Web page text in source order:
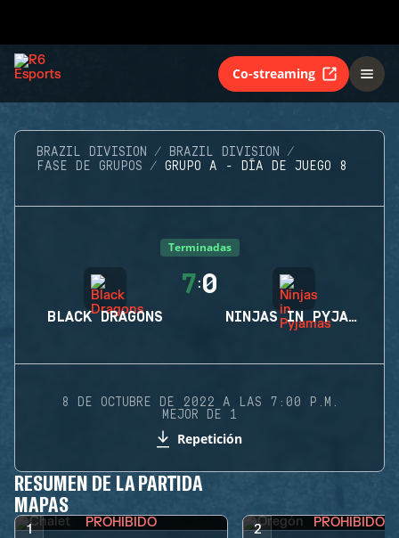
Co-streaming
BRAZIL DIVISION
BRAZIL DIVISION
FASE DE GRUPOS
GRUPO A - DÍA DE JUEGO 8
Terminadas
BLACK DRAGONS
7:0
NINJAS IN PYJAMAS
8 DE OCTUBRE DE 2022 A LAS 7:00 P.M.
MEJOR DE 1
Repetición
RESUMEN DE LA PARTIDA
MAPAS
1 PROHIBIDO 2 PROHIBIDO